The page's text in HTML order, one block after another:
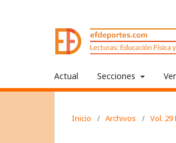
Actual Secciones
Inicio / Archivos / Vol. 29